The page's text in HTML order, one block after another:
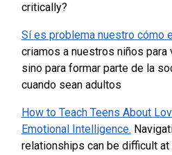
critically?
Sí es problema nuestro cómo
criamos a nuestros niños para
sino para formar parte de la
cuando sean adultos
How to Teach Teens About
Emotional Intelligence.
relationships can be difficult